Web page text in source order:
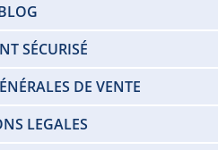
SÉCURISÉ
DE VENTE
LEGALES